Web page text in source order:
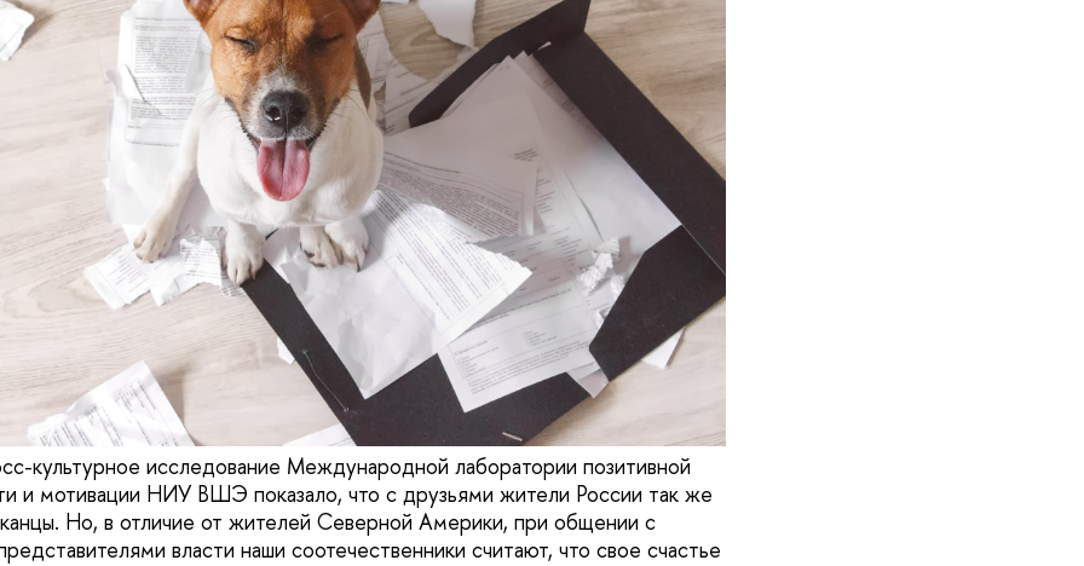
культурное исследование Международной лаборатории позитивной
и мотивации НИУ ВШЭ показало, что с друзьями жители России так же
Но, в отличие от жителей Северной Америки, при общении с
власти наши соотечественники считают, что свое счастье